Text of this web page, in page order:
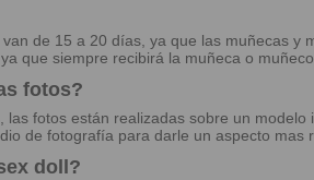
de 15 a 20 días, ya que las muñecas
que siempre recibirá la muñeca o
fotos?
fotos están realizadas sobre un
de fotografía para darle un aspecto
doll?